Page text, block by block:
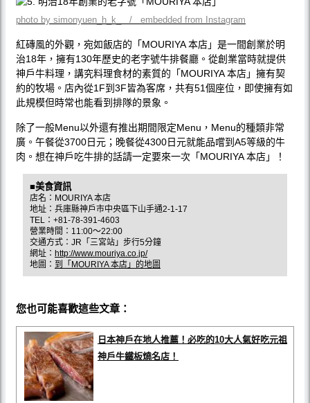
photo by simonyuen_h_k_ / embedded from Instagram
紅磚風的外觀，宛如飯店的「MOURIYA 本店」是一間創業於明
治18年，擁有130年歷史的老字號牛排餐廳。從創業當時就提供
神戶牛料理，講究料理食材的素質的「MOURIYA 本店」擁有契
約的牧場。店內從1F到3F皆為客席，共有51個座位，即使擁有如
此規模但時常也能看到排隊的景象。
除了一般Menu以外還有推出期間限定Menu，Menu的種類非常
廣。午餐從3700日元；晚餐從4300日元就能品嚐到A5等級的牛
肉。想在神戶吃牛排的話請一定要來一次「MOURIYA 本店」！
■美食資訊
店名：MOURIYA 本店
地址：兵庫縣神戶市中央區下山手通2-1-17
TEL：+81-78-391-4603
營業時間：11:00〜22:00
交通方式：JR「三宮站」步行5分鐘
網址： http://www.mouriya.co.jp/
地圖： 到「MOURIYA 本店」的地圖
您也可能喜歡這些文章：
日本神戶在地人推薦！必吃的10大人氣好吃元祖
神戶牛鐵板燒名店！